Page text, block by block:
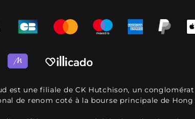
est une filiale de CK Hutchison, un conglomérat
de renom coté à la bourse principale de Hong